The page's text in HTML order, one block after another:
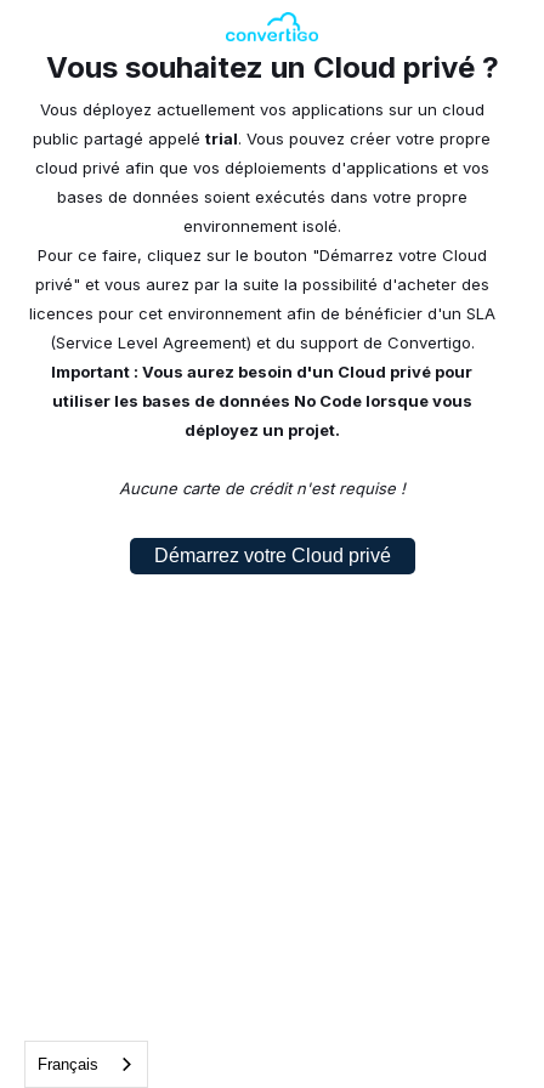
Vous souhaitez un Cloud privé ?
Vous déployez actuellement vos applications sur un cloud
public partagé appelé trial. Vous pouvez créer votre propre
cloud privé afin que vos déploiements d'applications et vos
bases de données soient exécutés dans votre propre
environnement isolé.
Pour ce faire, cliquez sur le bouton "Démarrez votre Cloud
privé" et vous aurez par la suite la possibilité d'acheter des
licences pour cet environnement afin de bénéficier d'un SLA
(Service Level Agreement) et du support de Convertigo.
Important : Vous aurez besoin d'un Cloud privé pour
utiliser les bases de données No Code lorsque vous
déployez un projet.
Aucune carte de crédit n'est requise !
Démarrez votre Cloud privé
Français